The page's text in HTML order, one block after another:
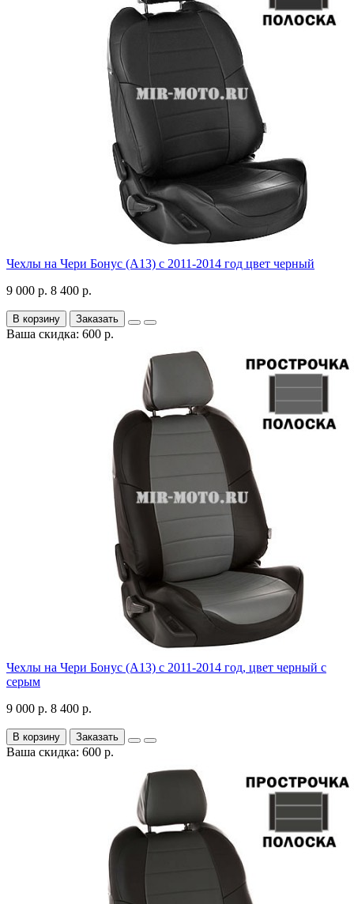
Чехлы на Чери Бонус (A13) c 2011-2014 год цвет черный
9 000 р. 8 400 р.
В корзину Заказать
Ваша скидка: 600 р.
Чехлы на Чери Бонус (A13) c 2011-2014 год, цвет черный с
серым
9 000 р. 8 400 р.
В корзину Заказать
Ваша скидка: 600 р.